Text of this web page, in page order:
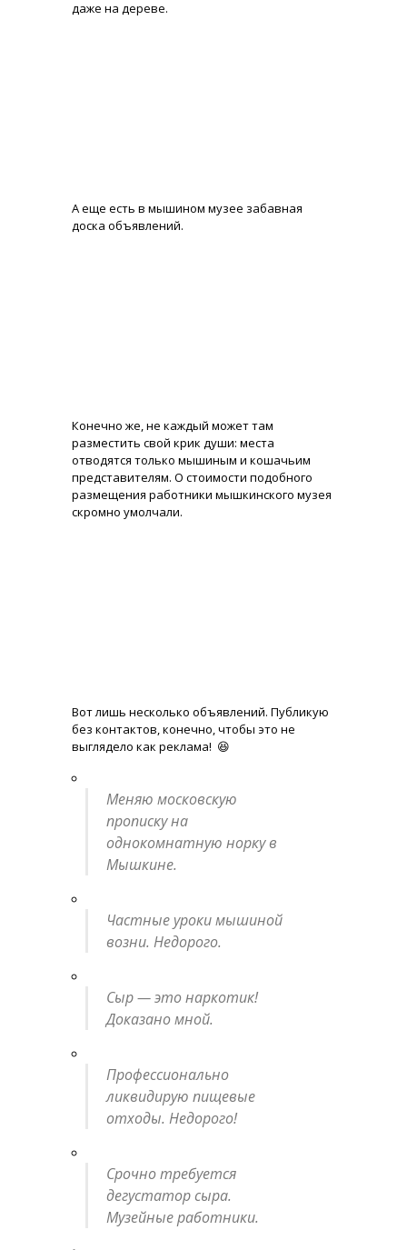
даже на дереве.
А еще есть в мышином музее забавная
доска объявлений.
Конечно же, не каждый может там
разместить свой крик души: места
отводятся только мышиным и кошачьим
представителям. О стоимости подобного
размещения работники мышкинского музея
скромно умолчали.
Вот лишь несколько объявлений. Публикую
без контактов, конечно, чтобы это не
выглядело как реклама! 😆
Меняю московскую
прописку на
однокомнатную норку в
Мышкине.
Частные уроки мышиной
возни. Недорого.
Сыр — это наркотик!
Доказано мной.
Профессионально
ликвидирую пищевые
отходы. Недорого!
Срочно требуется
дегустатор сыра.
Музейные работники.